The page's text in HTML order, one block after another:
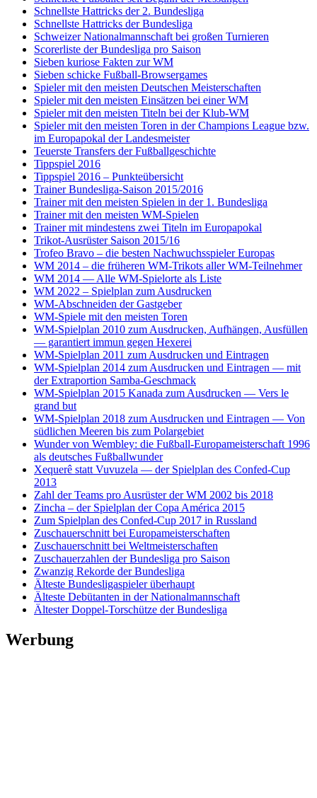
Schnellste Hattricks der 2. Bundesliga
Schnellste Hattricks der Bundesliga
Schweizer Nationalmannschaft bei großen Turnieren
Scorerliste der Bundesliga pro Saison
Sieben kuriose Fakten zur WM
Sieben schicke Fußball-Browsergames
Spieler mit den meisten Deutschen Meisterschaften
Spieler mit den meisten Einsätzen bei einer WM
Spieler mit den meisten Titeln bei der Klub-WM
Spieler mit den meisten Toren in der Champions League bzw.
im Europapokal der Landesmeister
Teuerste Transfers der Fußballgeschichte
Tippspiel 2016
Tippspiel 2016 – Punkteübersicht
Trainer Bundesliga-Saison 2015/2016
Trainer mit den meisten Spielen in der 1. Bundesliga
Trainer mit den meisten WM-Spielen
Trainer mit mindestens zwei Titeln im Europapokal
Trikot-Ausrüster Saison 2015/16
Trofeo Bravo – die besten Nachwuchsspieler Europas
WM 2014 – die früheren WM-Trikots aller WM-Teilnehmer
WM 2014 — Alle WM-Spielorte als Liste
WM 2022 – Spielplan zum Ausdrucken
WM-Abschneiden der Gastgeber
WM-Spiele mit den meisten Toren
WM-Spielplan 2010 zum Ausdrucken, Aufhängen, Ausfüllen
— garantiert immun gegen Hexerei
WM-Spielplan 2011 zum Ausdrucken und Eintragen
WM-Spielplan 2014 zum Ausdrucken und Eintragen — mit
der Extraportion Samba-Geschmack
WM-Spielplan 2015 Kanada zum Ausdrucken — Vers le
grand but
WM-Spielplan 2018 zum Ausdrucken und Eintragen — Von
südlichen Meeren bis zum Polargebiet
Wunder von Wembley: die Fußball-Europameisterschaft 1996
als deutsches Fußballwunder
Xequerê statt Vuvuzela — der Spielplan des Confed-Cup
2013
Zahl der Teams pro Ausrüster der WM 2002 bis 2018
Zincha – der Spielplan der Copa América 2015
Zum Spielplan des Confed-Cup 2017 in Russland
Zuschauerschnitt bei Europameisterschaften
Zuschauerschnitt bei Weltmeisterschaften
Zuschauerzahlen der Bundesliga pro Saison
Zwanzig Rekorde der Bundesliga
Älteste Bundesligaspieler überhaupt
Älteste Debütanten in der Nationalmannschaft
Ältester Doppel-Torschütze der Bundesliga
Werbung